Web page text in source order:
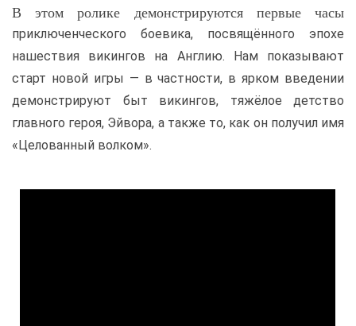
В этом ролике демонстрируются первые часы
приключенческого боевика, посвящённого эпохе
нашествия викингов на Англию. Нам показывают
старт новой игры — в частности, в ярком введении
демонстрируют быт викингов, тяжёлое детство
главного героя, Эйвора, а также то, как он получил имя
«Целованный волком».